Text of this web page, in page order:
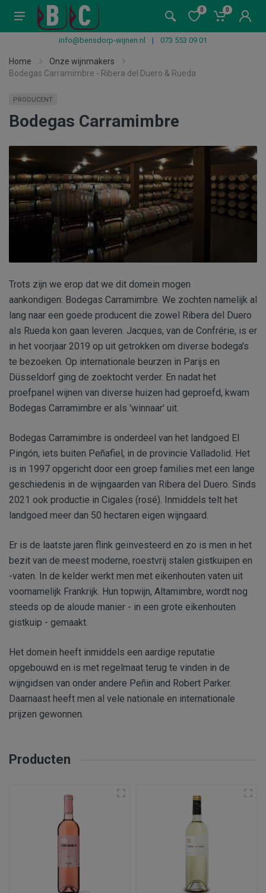
0 0
info@bensdorp-wijnen.nl | 073 553 09 01
Home
Onze wijnmakers
Bodegas Carramimbre - Ribera del Duero & Rueda
PRODUCENT
Bodegas Carramimbre
Trots zijn we erop dat we dit domein mogen
aankondigen: Bodegas Carramimbre. We zochten namelijk al
lang naar een goede producent die zowel Ribera del Duero
als Rueda kon gaan leveren. Jacques, van de Confrérie, is er
in het voorjaar 2019 op uit getrokken om diverse bodega's
te bezoeken. Op internationale beurzen in Parijs en
Düsseldorf ging de zoektocht verder. En nadat het
proefpanel wijnen van diverse huizen had geproefd, kwam
Bodegas Carramimbre er als 'winnaar' uit.
Bodegas Carramimbre is onderdeel van het landgoed El
Pingón, iets buiten Peñafiel, in de provincie Valladolid. Het
is in 1997 opgericht door een groep families met een lange
geschiedenis in de wijngaarden van Ribera del Duero. Sinds
2021 ook productie in Cigales (rosé). Inmiddels telt het
landgoed meer dan 50 hectaren eigen wijngaard.
Er is de laatste jaren flink geïnvesteerd en zo is men in het
bezit van de meest moderne, roestvrij stalen gistkuipen en
-vaten. In de kelder werkt men met eikenhouten vaten uit
voornamelijk Frankrijk. Hun topwijn, Altamimbre, wordt nog
steeds op de aloude manier - in een grote eikenhouten
gistkuip - gemaakt.
Het domein heeft inmiddels een aardige reputatie
opgebouwd en is met regelmaat terug te vinden in de
wijngidsen van onder andere Peñin and Robert Parker.
Daarnaast heeft men al vele nationale en internationale
prijzen gewonnen.
Producten